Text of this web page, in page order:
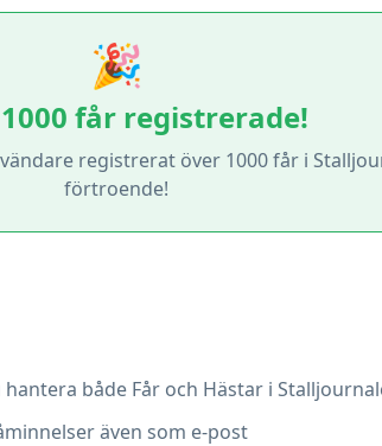
🎉
får registrerade!
registrerat över 1000 får i
förtroende!
hantera både Får och Hästar i
även som e-post